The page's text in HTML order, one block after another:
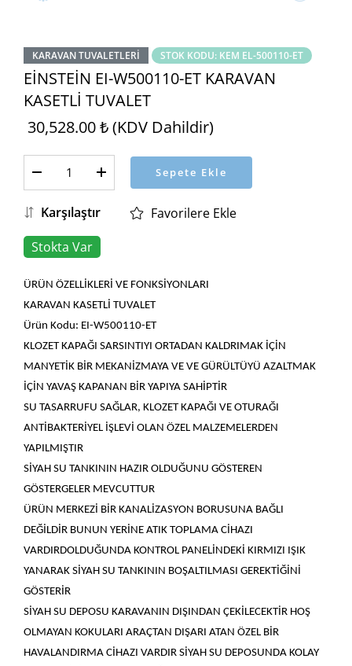
KARAVAN TUVALETLERI STOK KODU: KEM EL-500110-ET
EİNSTEİN EI-W500110-ET KARAVAN
KASETLİ TUVALET
30,528.00 ₺ (KDV Dahildir)
Sepete Ekle
Karşılaştır
Favorilere Ekle
Stokta Var
ÜRÜN ÖZELLİKLERİ VE FONKSİYONLARI
KARAVAN KASETLİ TUVALET
Ürün Kodu: EI-W500110-ET
KLOZET KAPAĞI SARSINTIYI ORTADAN KALDRIMAK İÇİN
MANYETİK BİR MEKANİZMAYA VE VE GÜRÜLTÜYÜ AZALTMAK
İÇİN YAVAŞ KAPANAN BİR YAPIYA SAHİPTİR
SU TASARRUFU SAĞLAR, KLOZET KAPAĞI VE OTURAĞI
ANTİBAKTERİYEL İŞLEVİ OLAN ÖZEL MALZEMELERDEN
YAPILMIŞTIR
SİYAH SU TANKININ HAZIR OLDUĞUNU GÖSTEREN
GÖSTERGELER MEVCUTTUR
ÜRÜN MERKEZİ BİR KANALİZASYON BORUSUNA BAĞLI
DEĞİLDİR BUNUN YERİNE ATIK TOPLAMA CİHAZI
VARDIRDOLDUĞUNDA KONTROL PANELİNDEKİ KIRMIZI IŞIK
YANARAK SİYAH SU TANKININ BOŞALTILMASI GEREKTİĞİNİ
GÖSTERİR
SİYAH SU DEPOSU KARAVANIN DIŞINDAN ÇEKİLECEKTİR HOŞ
OLMAYAN KOKULARI ARAÇTAN DIŞARI ATAN ÖZEL BİR
HAVALANDIRMA CİHAZI VARDIR SİYAH SU DEPOSUNDA KOLAY